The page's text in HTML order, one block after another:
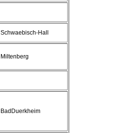
Schwaebisch-Hall
Miltenberg
BadDuerkheim